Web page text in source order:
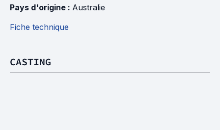
Pays d'origine : Australie
Fiche technique
CASTING